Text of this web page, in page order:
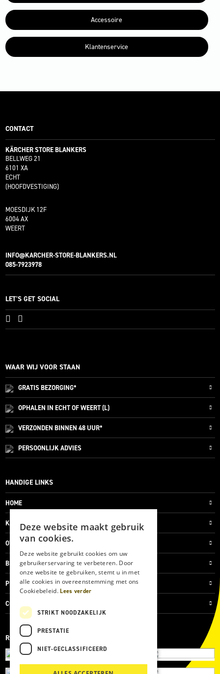
Accessoire
Klantenservice
CONTACT
KÄRCHER STORE BLANKERS
BELLWEG 21
6101 XA
ECHT
(HOOFDVESTIGING)
MOESDIJK 12F
6004 AX
WEERT
INFO@KARCHER-STORE-BLANKERS.NL
085-7923978
LET'S GET SOCIAL
WAAR WIJ VOOR STAAN
GRATISBEZORGING*
OPHALEN IN ECHT OF WEERT (L)
VERZONDEN BINNEN 48 UUR*
PERSOONLIJKADVIES
HANDIGE LINKS
HOME
KLANTENSERVICE
OVER ONS
BLOG
PRIVACYVERKLARING
COOKIES
REVIEWMERK
Deze website maakt gebruik
van cookies.
Deze website gebruikt cookies om uw
gebruikerservaring te verbeteren. Door
onze website te gebruiken, stemt u in met
alle cookies in overeenstemming met ons
Cookiebeleid.Lees verder
STRIKT NOODZAKELIJK
PRESTATIE
NIET-GECLASSIFICEERD